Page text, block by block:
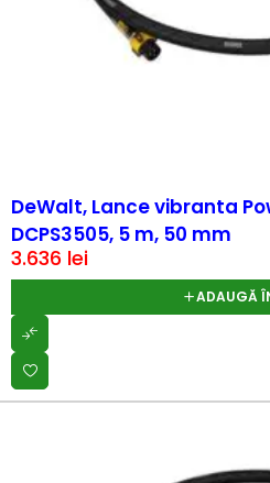
DeWalt, Lance vibranta
DCPS3505, 5 m, 50 mm
3.636 lei
ADAUGĂ